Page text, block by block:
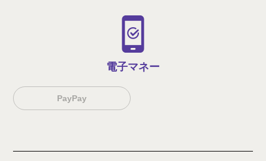
電子マネー
PayPay